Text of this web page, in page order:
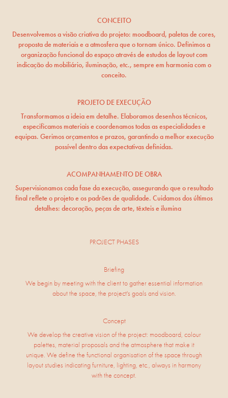
CONCEITO
Desenvolvemos a visão criativa do projeto: moodboard, paletas de cores,
proposta de materiais e a atmosfera que o tornam único. Definimos a
organização funcional do espaço através de estudos de layout com
indicação do mobiliário, iluminação, etc., sempre em harmonia com o
conceito.
PROJETO DE EXECUÇÃO
Transformamos a ideia em detalhe. Elaboramos desenhos técnicos,
especificamos materiais e coordenamos todas as especialidades e
equipas. Gerimos orçamentos e prazos, garantindo a melhor execução
possível dentro das expectativas definidas.
ACOMPANHAMENTO DE OBRA
Supervisionamos cada fase da execução, assegurando que o resultado
final reflete o projeto e os padrões de qualidade. Cuidamos dos últimos
detalhes: decoração, peças de arte, têxteis e ilumina
PROJECT PHASES
Briefing
We begin by meeting with the client to gather essential information
about the space, the project's goals and vision.
Concept
We develop the creative vision of the project: moodboard, colour
palettes, material proposals and the atmosphere that make it
unique. We define the functional organisation of the space through
layout studies indicating furniture, lighting, etc., always in harmony
with the concept.